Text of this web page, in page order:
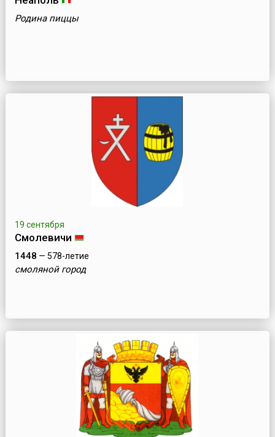
Родина пиццы
19 сентября
Смолевичи
1448 — 578-летие
смоляной город